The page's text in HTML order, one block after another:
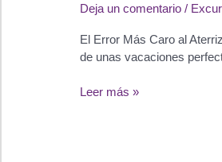
Deja un comentario /
El Error Más Caro al
de unas vacaciones
Traslados
Leer más »